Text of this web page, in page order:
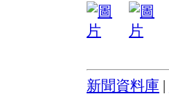
新聞資料庫